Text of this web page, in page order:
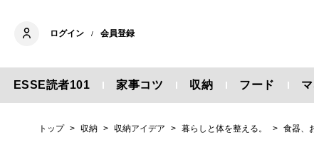
ログイン / 会員登録
ESSE読者101 家事コツ 収納 フード
トップ 収納 収納アイデア 暮らしと体を整える。 食器、